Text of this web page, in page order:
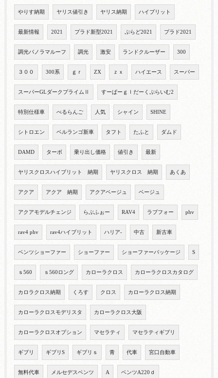
やりす納期 ヤリス値引き ヤリス納期 ハイブリット
最新情報 2021 プラド新型2021 ぷらど2021 プラド2021
調光パノラマルーフ 調光 激安 ランドクルーザー 300
３００ 300系 ｇｒ ZX ｚｘ ハイエース スーパー
スーパーGLダークプライムⅡ すーぱーｇｌだーくぷらいむ2
特別仕様車 べるらんご 人気 シャイン SHINE
シトロエン ベルランゴ新車 タフト たふと ダムド
DAMD ターボ 乗り出し価格 値引き 最新
ヤリスクロスハイブリット 納期 ヤリスクロス 納期 あくあ
アクア アクア 納期 アクアベージュ ベージュ
アクアモデルチェンジ らぶふぉー RAV4 ラブフォー phv
rav4 phv rav4ハイブリット ハリア- 中古 新古車
ベンツショーファー ショーファー ショーファーパッケージ S
ｓ560 ｓ560ロング カローラクロス カローラクロスカタログ
カロラクロス納期 くろす クロス カローラクロス納期
カローラクロスモデリスタ カローラクロス大阪
カローラクロスオプション マセラティ マセラティギブリ
ギブリ ギブリS ギブリｓ 青 代車 宮口自動車
無料代車 メルセデスベンツ A ベンツA220ｄ